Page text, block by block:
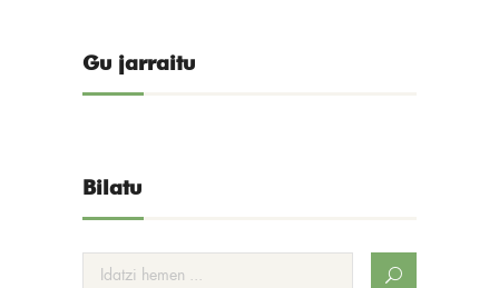
Gu jarraitu
Bilatu